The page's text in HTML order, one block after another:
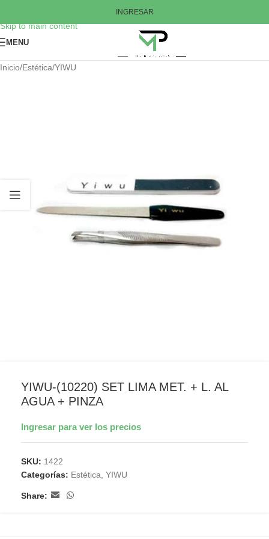
Skip to main content
INGRESAR
MENU
Inicio/Estética/YIWU
YIWU-(10220) SET LIMA MET. + L. AL
AGUA + PINZA
Ingresar para ver los precios
SKU: 1422
Categorías: Estética YIWU
Share: